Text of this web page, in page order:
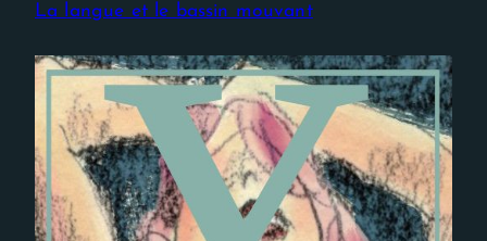
La langue et le bassin mouvant